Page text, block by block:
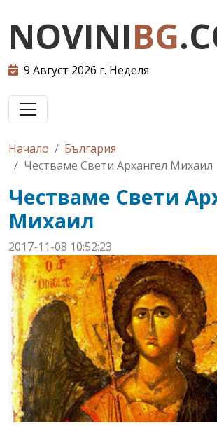
NOVINIBG
9 Август 2026 г. Неделя
Начало
България
Честваме Свети Архангел Михаил
Честваме Свети
Михаил
2017-11-08 10:52:23